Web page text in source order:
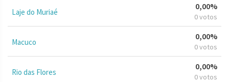
Laje do Muriaé
0,00%
0 votos
Macuco
0,00%
0 votos
Rio das Flores
0,00%
0 votos